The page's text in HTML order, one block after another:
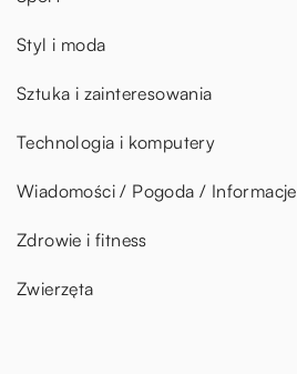
Styl i moda
Sztuka i zainteresowania
Technologia i komputery
Wiadomości / Pogoda / Informacje
Zdrowie i fitness
Zwierzęta